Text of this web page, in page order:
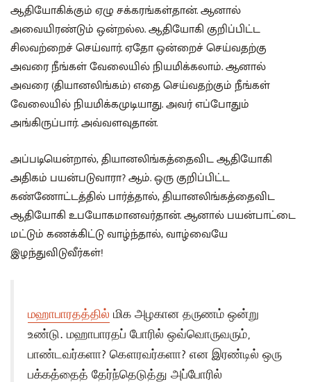
ஆதியோகிக்கும் ஏழு சக்கரங்கள்தான். ஆனால்
அவையிரண்டும் ஒன்றல்ல. ஆதியோகி குறிப்பிட்ட
சிலவற்றைச் செய்வார். ஏதோ ஒன்றைச் செய்வதற்கு
அவரை நீங்கள் வேலையில் நியமிக்கலாம். ஆனால்
அவரை (தியானலிங்கம்) எதை செய்வதற்கும் நீங்கள்
வேலையில் நியமிக்கமுடியாது. அவர் எப்போதும்
அங்கிருப்பார். அவ்வளவுதான்.
அப்படியென்றால், தியானலிங்கத்தைவிட ஆதியோகி
அதிகம் பயன்படுவாரா? ஆம். ஒரு குறிப்பிட்ட
கண்ணோட்டத்தில் பார்த்தால், தியானலிங்கத்தைவிட
ஆதியோகி உபயோகமானவர்தான். ஆனால் பயன்பாட்டை
மட்டும் கணக்கிட்டு வாழ்ந்தால், வாழ்வையே
இழந்துவிடுவீர்கள்!
மஹாபாரதத்தில் மிக அழகான தருணம் ஒன்று
உண்டு. மஹாபாரதப் போரில் ஒவ்வொருவரும்,
பாண்டவர்களா? கௌரவர்களா? என இரண்டில் ஒரு
பக்கத்தைத் தேர்ந்தெடுத்து அப்போரில்